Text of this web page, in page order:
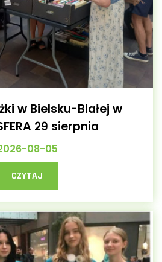
w Bielsku-Białej w
29 sierpnia
08-05
CZYTAJ